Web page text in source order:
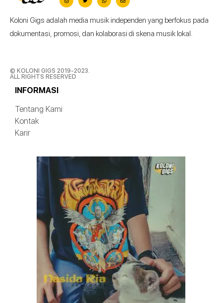
Koloni Gigs adalah media musik independen yang berfokus pada
dokumentasi, promosi, dan kolaborasi di skena musik lokal.
© KOLONI GIGS 2019-2023.
ALL RIGHTS RESERVED
INFORMASI
Tentang Kami
Kontak
Karir